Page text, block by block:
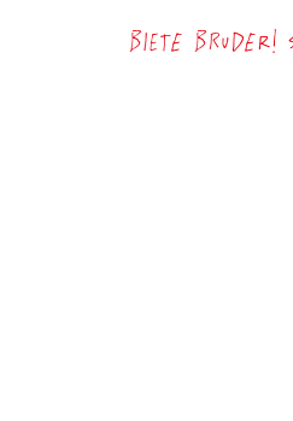
Biete Bruder!